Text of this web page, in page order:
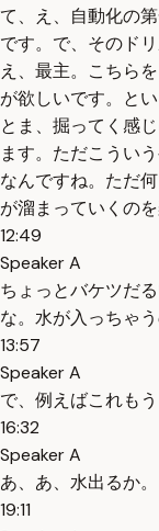
て、え、自動化の
です。で、そのド
え、最主。こちら
が欲しいです。と
とま、掘ってく感
ます。ただこうい
なんですね。ただ
が溜まっていくのを
12:49
Speaker A
ちょっとバケツだ
な。水が入っちゃう
13:57
Speaker A
で、例えばこれも
16:32
Speaker A
あ、あ、水出るか。
19:11